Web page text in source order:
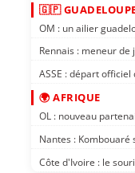
🇬🇵
OM : un ailier
Rennais : meneur
ASSE : départ officiel
🌍 AFRIQUE
OL : nouveau
Nantes :
Côte d'Ivoire : le